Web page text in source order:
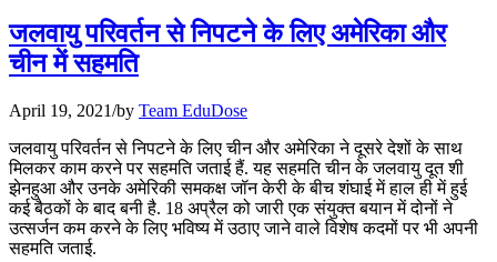
📝 डेली करेंट अफेयर्स: 25-27 जुलाई 2026
July 25, 2026
📝 डेली करेंट अफेयर्स: 22-24 जुलाई 2026
July 22, 2026
📝 डेली करेंट अफेयर्स: 19-21 जुलाई 2026
July 19, 2026
जलवायु परिवर्तन से निपटने के लिए अमेरिका और
चीन में सहमति
April 19, 2021/by Team EduDose
जलवायु परिवर्तन से निपटने के लिए चीन और अमेरिका ने दूसरे देशों के साथ
मिलकर काम करने पर सहमति जताई हैं. यह सहमति चीन के जलवायु दूत शी
झेनहुआ ​​और उनके अमेरिकी समकक्ष जॉन केरी के बीच शंघाई में हाल ही में हुई
कई बैठकों के बाद बनी है. 18 अप्रैल को जारी एक संयुक्त बयान में दोनों ने
उत्सर्जन कम करने के लिए भविष्य में उठाए जाने वाले विशेष कदमों पर भी अपनी
सहमति जताई.